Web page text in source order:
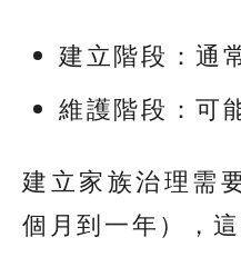
建立階段：通
維護階段：可
建立家族治理需
個月到一年），